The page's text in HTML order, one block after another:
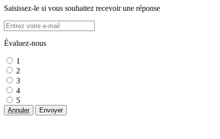
Saisissez-le si vous souhaitez recevoir une réponse
Évaluez-nous
1
2
3
4
5
Annuler Envoyer